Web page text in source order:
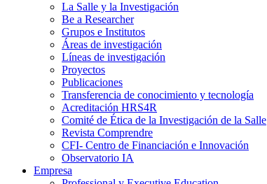
La Salle y la Investigación
Be a Researcher
Grupos e Institutos
Áreas de investigación
Líneas de investigación
Proyectos
Publicaciones
Transferencia de conocimiento y tecnología
Acreditación HRS4R
Comité de Ética de la Investigación de la Salle
Revista Comprendre
CFI- Centro de Financiación e Innovación
Observatorio IA
Empresa